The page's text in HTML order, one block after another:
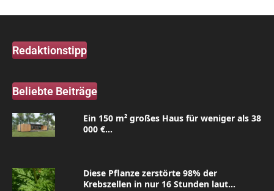
Redaktionstipp
Beliebte Beiträge
Ein 150 m² großes Haus für weniger als 38
000 €...
Diese Pflanze zerstörte 98% der
Krebszellen in nur 16 Stunden laut...